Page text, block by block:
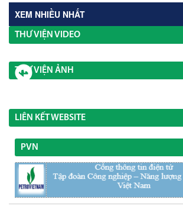
XEM NHIỀU NHẤT
THƯ VIỆN VIDEO
THƯ VIỆN ẢNH
LIÊN KẾT WEBSITE
PVN